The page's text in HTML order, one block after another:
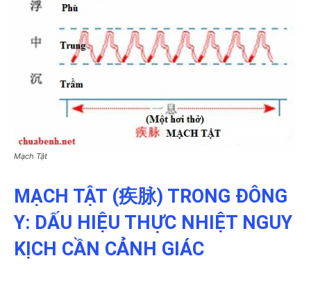
Mạch Tật
MẠCH TẬT (疾脉) TRONG ĐÔNG
Y: DẤU HIỆU THỰC NHIỆT NGUY
KỊCH CẦN CẢNH GIÁC